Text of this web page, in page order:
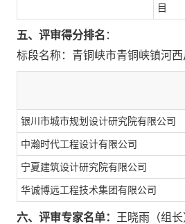
目
五、评审得分排名 ：
标段名称：青铜峡市青铜峡镇河
银川市城市规划设计研究院有限公司
中瀚时代工程设计有限公司
宁夏建筑设计研究院有限公司
华诚博远工程技术集团有限公司
六、评审专家名单：
王晓雨（组